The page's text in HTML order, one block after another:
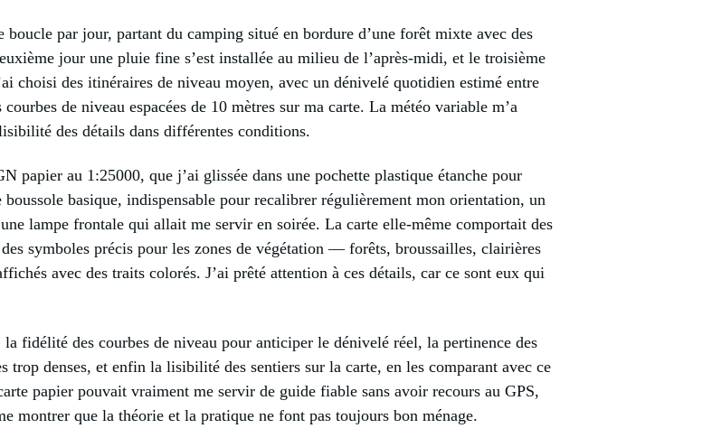
boucle par jour, partant du camping situé en bordure d’une forêt mixte avec des
jour une pluie fine s’est installée au milieu de l’après-midi, et le troisième
choisi des itinéraires de niveau moyen, avec un dénivelé quotidien estimé entre
de niveau espacées de 10 mètres sur ma carte. La météo variable m’a
des détails dans différentes conditions.
papier au 1:25000, que j’ai glissée dans une pochette plastique étanche pour
basique, indispensable pour recalibrer régulièrement mon orientation, un
lampe frontale qui allait me servir en soirée. La carte elle-même comportait des
symboles précis pour les zones de végétation — forêts, broussailles, clairières
avec des traits colorés. J’ai prêté attention à ces détails, car ce sont eux qui
fidélité des courbes de niveau pour anticiper le dénivelé réel, la pertinence des
trop denses, et enfin la lisibilité des sentiers sur la carte, en les comparant avec ce
papier pouvait vraiment me servir de guide fiable sans avoir recours au GPS,
montrer que la théorie et la pratique ne font pas toujours bon ménage.